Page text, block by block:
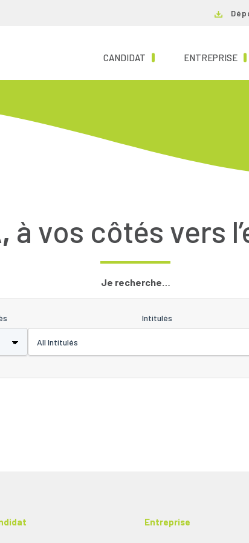
CANDIDAT (CURRENT)ENTREPRISE
à vos côtés vers
Je recherche…
Intitulés
Entreprise